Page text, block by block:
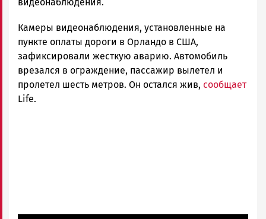
Петрозаводска
и
Карелии
|
Петрозаводск
ГОВОРИТ
Камеры видеонаблюдения, установленные на
пункте оплаты дороги в Орландо в США,
зафиксировали жесткую аварию. Автомобиль
врезался в ограждение, пассажир вылетел и
пролетел шесть метров. Он остался жив, сообщает
Life.